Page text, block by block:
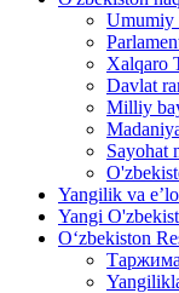
Umumiy
Xalqaro
Davlat
Milliy
Sayohat
Yangilik va
Yangi
O‘zbekiston